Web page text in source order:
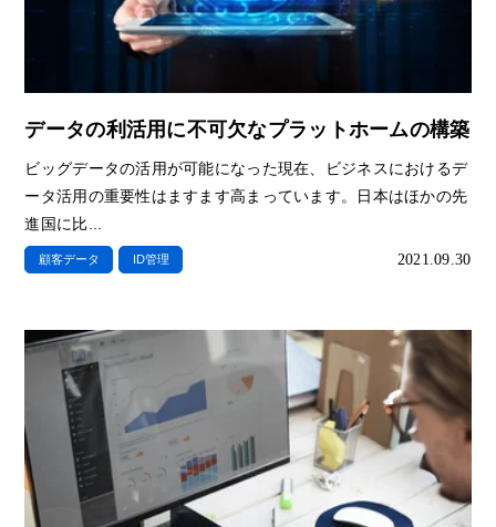
データの利活用に不可欠なプラットホームの構築
ビッグデータの活用が可能になった現在、ビジネスにおけるデ
ータ活用の重要性はますます高まっています。日本はほかの先
進国に比...
顧客データ ID管理 2021.09.30